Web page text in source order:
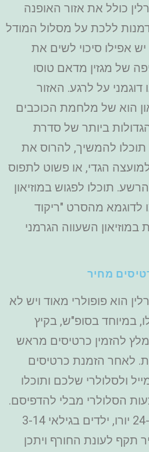
כולל את אזור האופנה
ללכת על מסלול המודל
יש אפילו סיכוי לשים את
של מגזין מדאם טוסו
דוגמני על לרגע. האזור
הוא של מלחמת הכוכבים
הגדולות ביותר של סדרת
להמשיך, להרוס את
הגדי, או פשוט לתפוס
תוכלו לפגוש במוזיאון
לדוגמא מהסרט "ריקוד
השעווה הגרמני
מחיר
הוא פופולרי מאוד ויש לא
במיוחד בסופ"ש, בקיץ
להזמין כרטיסים מראש
לאחר הזמנת כרטיסים
ולסלולרי שלכם ותוכלו
הסלולרי מבלי להדפיסם.
מחיר כרטיסים החל מ-24 יורו, ילדים בגילאי 3-14
המחיר תקף לעונת החורף ויתכן